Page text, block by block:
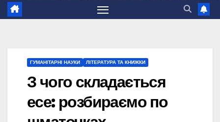
ГУМАНІТАРНІ НАУКИ ЛІТЕРАТУРА ТА КНИЖКИ
З чого складається
есе: розбираємо по